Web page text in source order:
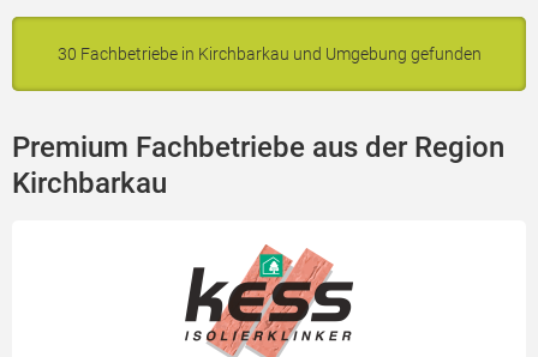
30 Fachbetriebe in Kirchbarkau und Umgebung gefunden
Premium Fachbetriebe aus der Region
Kirchbarkau